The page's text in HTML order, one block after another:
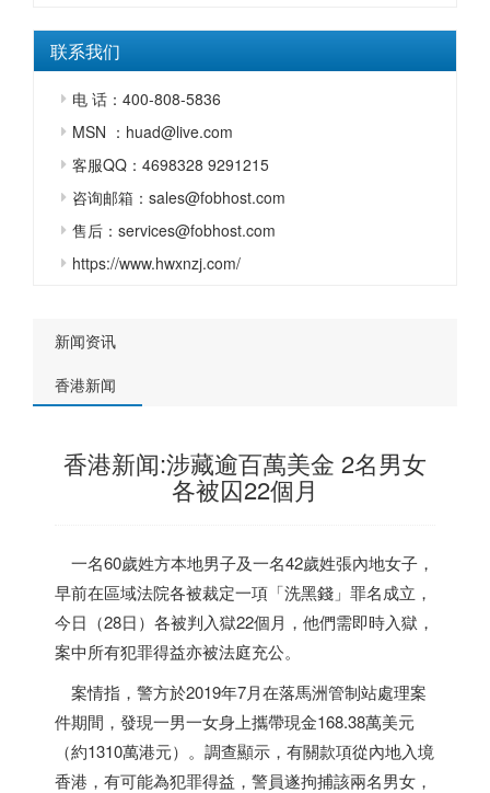
联系我们
电 话：400-808-5836
MSN ：huad@live.com
客服QQ：4698328 9291215
咨询邮箱：sales@fobhost.com
售后：services@fobhost.com
https://www.hwxnzj.com/
新闻资讯
香港新闻
香港新闻:涉藏逾百萬美金 2名男女
各被囚22個月
一名60歲姓方本地男子及一名42歲姓張內地女子，
早前在區域法院各被裁定一項「洗黑錢」罪名成立，
今日（28日）各被判入獄22個月，他們需即時入獄，
案中所有犯罪得益亦被法庭充公。
案情指，警方於2019年7月在落馬洲管制站處理案
件期間，發現一男一女身上攜帶現金168.38萬美元
（約1310萬港元）。調查顯示，有關款項從內地入境
香港 ，有可能為犯罪得益，警員遂拘捕該兩名男女，